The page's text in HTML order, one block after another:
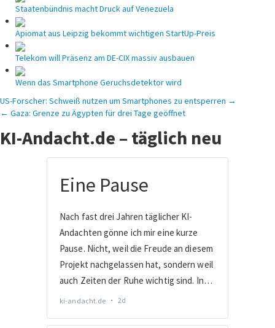
Staatenbündnis macht Druck auf Venezuela
Apiomat aus Leipzig bekommt wichtigen StartUp-Preis
Telekom will Präsenz am DE-CIX massiv ausbauen
Wenn das Smartphone Geruchsdetektor wird
Beitragsnavigation
US-Forscher: Schweiß nutzen um Smartphones zu entsperren →
← Gaza: Grenze zu Ägypten für drei Tage geöffnet
KI-Andacht.de – täglich neu